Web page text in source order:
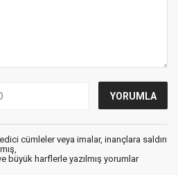
cümleler veya imalar, inançlara saldırı
büyük harflerle yazılmış yorumlar